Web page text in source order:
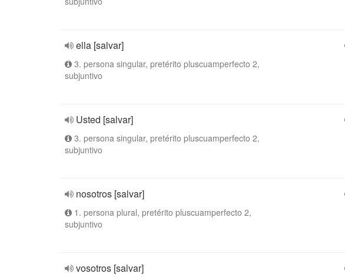
ella [salvar]
3. persona singular, pretérito pluscuamperfecto 2,
subjuntivo
Usted [salvar]
3. persona singular, pretérito pluscuamperfecto 2,
subjuntivo
nosotros [salvar]
1. persona plural, pretérito pluscuamperfecto 2,
subjuntivo
vosotros [salvar]